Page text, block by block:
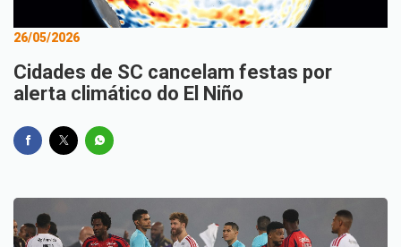
26/05/2026
Cidades de SC cancelam festas por
alerta climático do El Niño